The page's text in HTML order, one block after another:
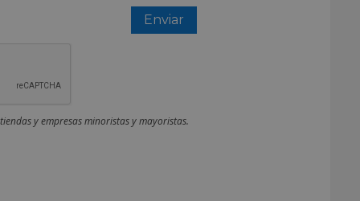
y empresas minoristas y mayoristas.